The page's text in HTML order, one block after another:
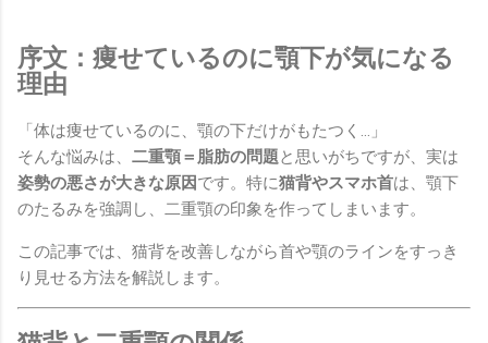
序文：痩せているのに顎下が気になる
理由
「体は痩せているのに、顎の下だけがもたつく…」
そんな悩みは、 二重顎＝脂肪の問題と思いがちですが、実は
姿勢の悪さが大きな原因です。特に猫背やスマホ首は、顎下
のたるみを強調し、二重顎の印象を作ってしまいます。
この記事では、猫背を改善しながら首や顎のラインをすっき
り見せる方法を解説します。